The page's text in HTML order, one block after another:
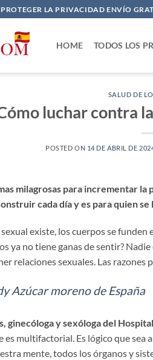
LA PRIVACIDAD ENVÍO
HOME TODOS LOS
SALUD DE
luchar contra
POSTED ON 14 DE ABRIL DE
milagrosas para incrementar la
cada día y es para quien se
existe, los cuerpos se funden
ya no tiene ganas de sentir?
relaciones sexuales. Las razones
Azúcar moreno de España
ginecóloga y sexóloga del
es multifactorial. Es lógico que
mente, todos los órganos y